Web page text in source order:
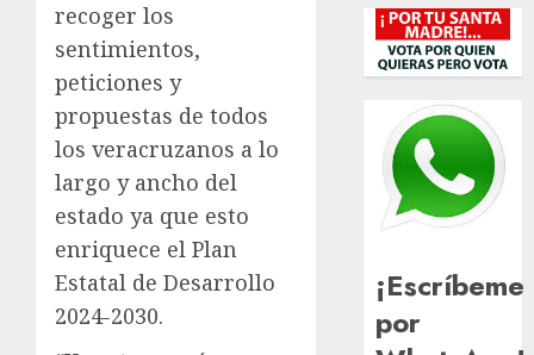
recoger los
sentimientos,
peticiones y
propuestas de todos
los veracruzanos a lo
largo y ancho del
estado ya que esto
enriquece el Plan
Estatal de Desarrollo
2024-2030.
¡Escríbeme
por